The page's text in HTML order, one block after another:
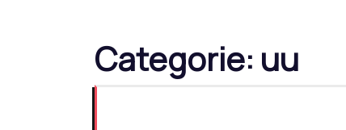
Categorie: uu